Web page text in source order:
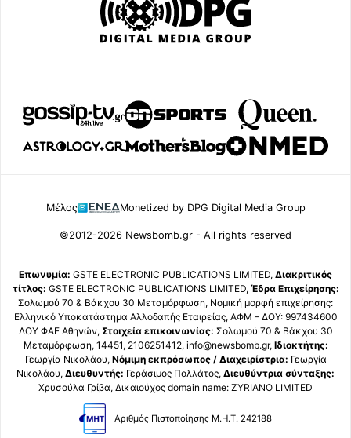
Μέλος Monetized by DPG Digital Media Group
©2012-2026 Newsbomb.gr - All rights reserved
Επωνυμία: GSTE ELECTRONIC PUBLICATIONS LIMITED, Διακριτικός
τίτλος: GSTE ELECTRONIC PUBLICATIONS LIMITED, Έδρα Επιχείρησης:
Σολωμού 70 & Βάκχου 30 Μεταμόρφωση, Νομική μορφή επιχείρησης:
Ελληνικό Υποκατάστημα Αλλοδαπής Εταιρείας, ΑΦΜ – ΔΟΥ: 997434600
ΔΟΥ ΦΑΕ Αθηνών, Στοιχεία επικοινωνίας: Σολωμού 70 & Βάκχου 30
Μεταμόρφωση, 14451, 2106251412, info@newsbomb.gr, Ιδιοκτήτης:
Γεωργία Νικολάου, Νόμιμη εκπρόσωπος / Διαχειρίστρια: Γεωργία
Νικολάου, Διευθυντής: Γεράσιμος Πολλάτος, Διευθύντρια σύνταξης:
Χρυσούλα Γρίβα, Δικαιούχος domain name: ZYRIANO LIMITED
Αριθμός Πιστοποίησης Μ.Η.Τ. 242188